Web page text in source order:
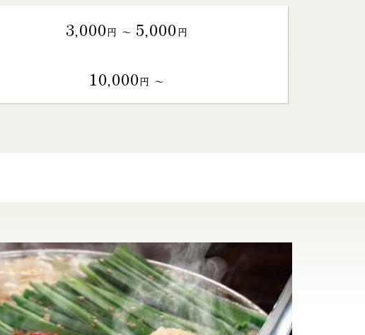
3,000円 〜 5,000円
10,000円 〜